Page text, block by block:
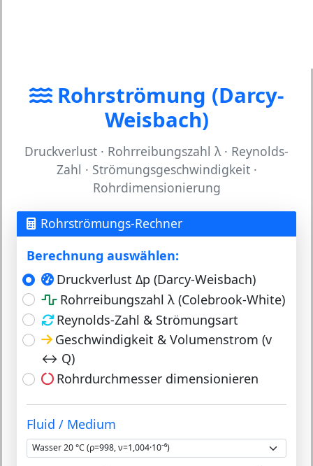
Rohrströmung (Darcy-
Weisbach)
Druckverlust · Rohrreibungszahl λ · Reynolds-
Zahl · Strömungsgeschwindigkeit ·
Rohrdimensionierung
Rohrströmungs-Rechner
Berechnung auswählen:
Druckverlust Δp (Darcy-Weisbach)
Rohrreibungszahl λ (Colebrook-White)
Reynolds-Zahl & Strömungsart
Geschwindigkeit & Volumenstrom (v
↔ Q)
Rohrdurchmesser dimensionieren
Fluid / Medium